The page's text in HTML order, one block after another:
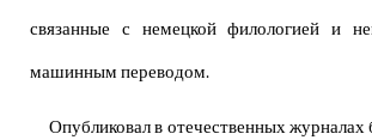
связанные с немецкой филологией и
машинным переводом.
Опубликовал в отечественных журналах